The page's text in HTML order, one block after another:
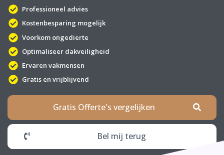
Professioneel advies
Kostenbesparing mogelijk
Voorkom ongedierte
Optimaliseer dakveiligheid
Ervaren vakmensen
Gratis en vrijblijvend
Gratis Offerte's vergelijken
Bel mij terug